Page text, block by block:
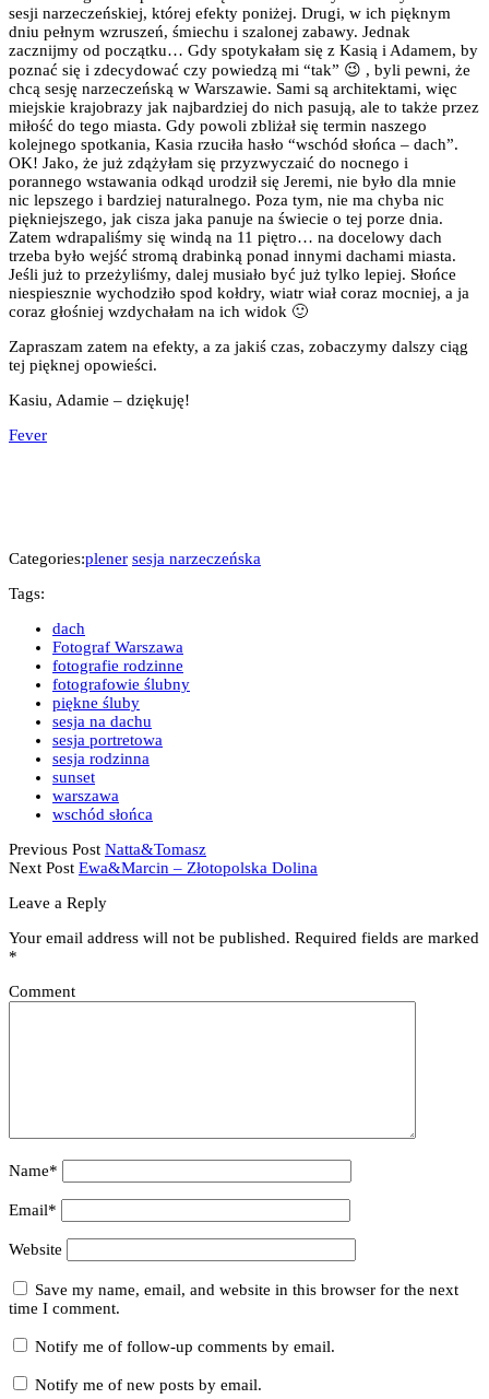
sesji narzeczeńskiej, której efekty poniżej. Drugi, w ich pięknym
dniu pełnym wzruszeń, śmiechu i szalonej zabawy. Jednak
zacznijmy od początku… Gdy spotykałam się z Kasią i Adamem, by
poznać się i zdecydować czy powiedzą mi “tak” 😉 , byli pewni, że
chcą sesję narzeczeńską w Warszawie. Sami są architektami, więc
miejskie krajobrazy jak najbardziej do nich pasują, ale to także przez
miłość do tego miasta. Gdy powoli zbliżał się termin naszego
kolejnego spotkania, Kasia rzuciła hasło “wschód słońca – dach”.
OK! Jako, że już zdążyłam się przyzwyczaić do nocnego i
porannego wstawania odkąd urodził się Jeremi, nie było dla mnie
nic lepszego i bardziej naturalnego. Poza tym, nie ma chyba nic
piękniejszego, jak cisza jaka panuje na świecie o tej porze dnia.
Zatem wdrapaliśmy się windą na 11 piętro… na docelowy dach
trzeba było wejść stromą drabinką ponad innymi dachami miasta.
Jeśli już to przeżyliśmy, dalej musiało być już tylko lepiej. Słońce
niespiesznie wychodziło spod kołdry, wiatr wiał coraz mocniej, a ja
coraz głośniej wzdychałam na ich widok 🙂
Zapraszam zatem na efekty, a za jakiś czas, zobaczymy dalszy ciąg
tej pięknej opowieści.
Kasiu, Adamie – dziękuję!
Fever
Categories:plener sesja narzeczeńska
Tags:
dach
Fotograf Warszawa
fotografie rodzinne
fotografowie ślubny
piękne śluby
sesja na dachu
sesja portretowa
sesja rodzinna
sunset
warszawa
wschód słońca
Previous Post Natta&Tomasz
Next Post Ewa&Marcin – Złotopolska Dolina
Leave a Reply
Your email address will not be published. Required fields are marked
*
Comment
Name*
Email*
Website
Save my name, email, and website in this browser for the next
time I comment.
Notify me of follow-up comments by email.
Notify me of new posts by email.